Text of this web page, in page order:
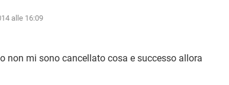
alle 16:09
non mi sono cancellato cosa e successo allora